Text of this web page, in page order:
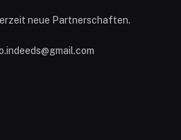
neue Partnerschaften.